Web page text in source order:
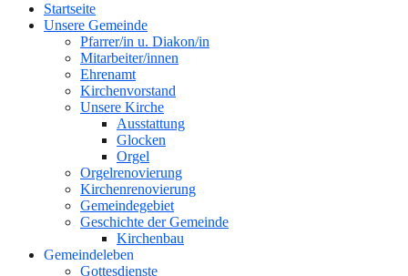
oben
Startseite
Unsere Gemeinde
Pfarrer/in u. Diakon/in
Mitarbeiter/innen
Ehrenamt
Kirchenvorstand
Unsere Kirche
Ausstattung
Glocken
Orgel
Orgelrenovierung
Kirchenrenovierung
Gemeindegebiet
Geschichte der Gemeinde
Kirchenbau
Gemeindeleben
Gottesdienste